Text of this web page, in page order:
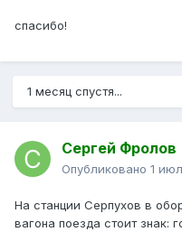
спасибо!
1 месяц спустя...
Сергей Фролов
Опубликовано 1
На станции Серпухов в
вагона поезда стоит знак: